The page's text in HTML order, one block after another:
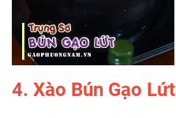
4. Xào Bún Gạo Lứt